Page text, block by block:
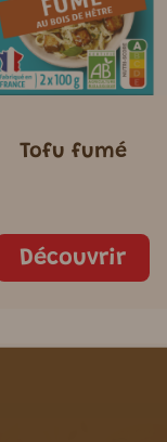
Tofu fumé
Découvrir